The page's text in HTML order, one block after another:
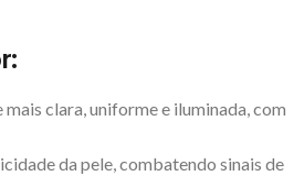
clara, uniforme e iluminada, com
da pele, combatendo sinais de